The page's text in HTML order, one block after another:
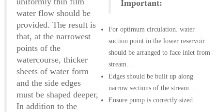
water flow should be
provided. The result is
that, at the narrowest
points of the
watercourse, thicker
sheets of water form
and the side edges
must be shaped deeper,
In addition to the
Important:
For optimum circulation. water
suction point in the lower reservoir
should be arranged to face inlet from
stream. .
Edges should be built up along
narrow sections of the stream. .
Ensure pump is correctly sized.